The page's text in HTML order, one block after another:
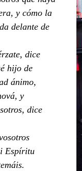
y cómo la
delante de
dice
hijo de
ánimo,
y
dice
Espíritu